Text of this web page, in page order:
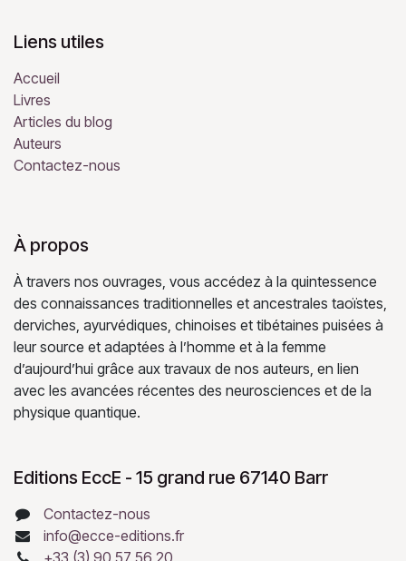
Liens utiles
Accueil
Livres
Articles du blog
Auteurs
Contactez-nous
À propos
À travers nos ouvrages, vous accédez à la quintessence
des connaissances traditionnelles et ancestrales taoïstes,
derviches, ayurvédiques, chinoises et tibétaines puisées à
leur source et adaptées à l’homme et à la femme
d’aujourd’hui grâce aux travaux de nos auteurs, en lien
avec les avancées récentes des neurosciences et de la
physique quantique.
Editions EccE - 15 grand rue 67140 Barr
Contactez-nous
info@ecce-editions.fr
+33 (3) 90 57 56 20